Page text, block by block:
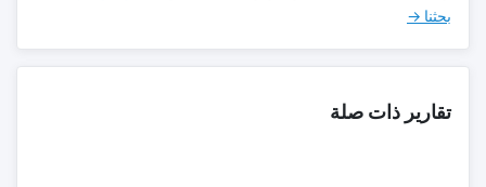
بحثنا →
تقارير ذات صلة